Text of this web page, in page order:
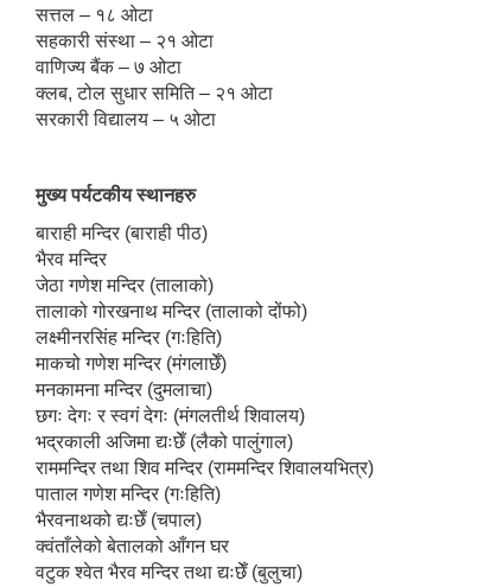
सत्तल – १८ ओटा
सहकारी संस्था – २१ ओटा
वाणिज्य बैंक – ७ ओटा
क्लब, टोल सुधार समिति – २१ ओटा
सरकारी विद्यालय – ५ ओटा
मुख्य पर्यटकीय स्थानहरु
बाराही मन्दिर (बाराही पीठ)
भैरव मन्दिर
जेठा गणेश मन्दिर (तालाको)
तालाको गोरखनाथ मन्दिर (तालाको दोंफो)
लक्ष्मीनरसिंह मन्दिर (गःहिति)
माकचो गणेश मन्दिर (मंगलाछेँ)
मनकामना मन्दिर (दुमलाचा)
छगः देगः र स्वगं देगः (मंगलतीर्थ शिवालय)
भद्रकाली अजिमा द्यःछेँ (लैको पालुंगाल)
राममन्दिर तथा शिव मन्दिर (राममन्दिर शिवालयभित्र)
पाताल गणेश मन्दिर (गःहिति)
भैरवनाथको द्यःछेँ (चपाल)
क्वंताँलेको बेतालको आँगन घर
वटुक श्वेत भैरव मन्दिर तथा द्यःछेँ (बुलुचा)